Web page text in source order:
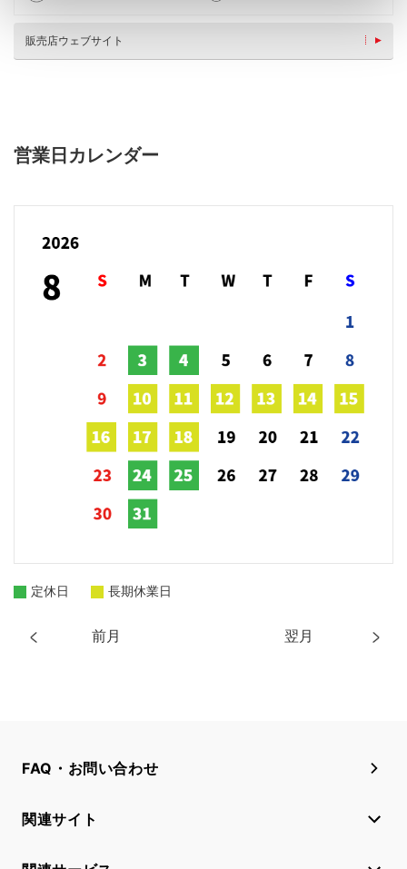
販売店ウェブサイト
営業日カレンダー
前月 翌月
定休日 長期休業日
FAQ・お問い合わせ
関連サイト